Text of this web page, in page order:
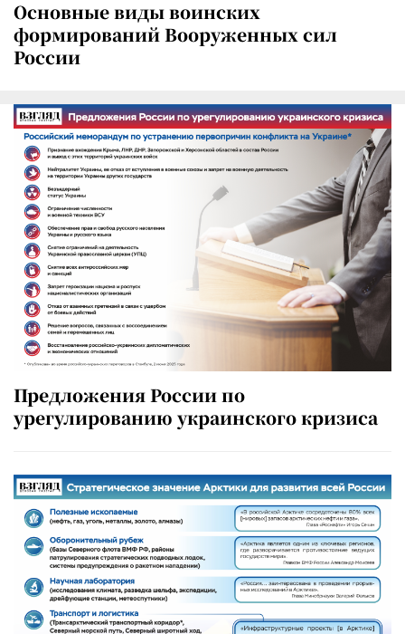
Основные виды воинских
формирований Вооруженных сил
России
Предложения России по
урегулированию украинского кризиса